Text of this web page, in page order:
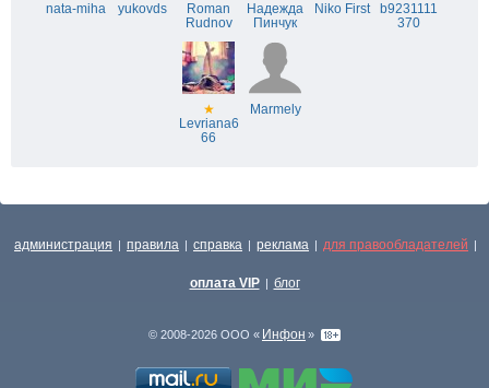
nata-miha yukovds
Roman
Rudnov
Надежда
Пинчук
Niko First
b9231111
370
★
Levriana6
66
Marmely
администрация | правила | справка | реклама | для правообладателей |
оплата VIP | блог
© 2008-2026 ООО « Инфон »